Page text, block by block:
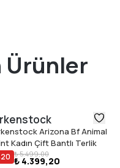
Ürünler
Arizona Bf Animal
Kadın Çift Bantlı Terlik
20 ₺ 5.499,00
₺ 4.399,20